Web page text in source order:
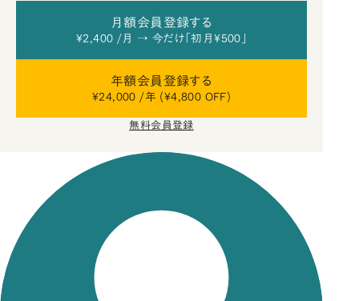
月額会員登録する
¥2,400 /月 → 今だけ「初月¥500」
年額会員登録する
¥24,000 /年 (¥4,800 OFF)
無料会員登録